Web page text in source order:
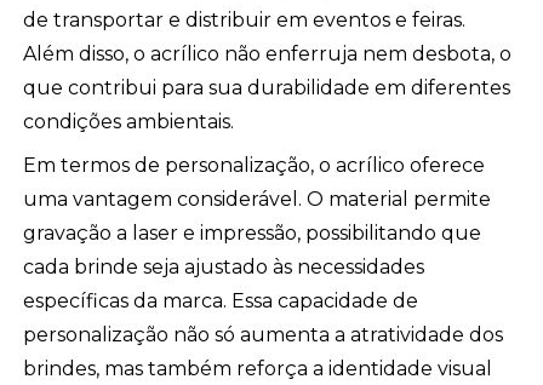
de transportar e distribuir em eventos e feiras.
Além disso, o acrílico não enferruja nem desbota, o
que contribui para sua durabilidade em diferentes
condições ambientais.
Em termos de personalização, o acrílico oferece
uma vantagem considerável. O material permite
gravação a laser e impressão, possibilitando que
cada brinde seja ajustado às necessidades
específicas da marca. Essa capacidade de
personalização não só aumenta a atratividade dos
brindes, mas também reforça a identidade visual